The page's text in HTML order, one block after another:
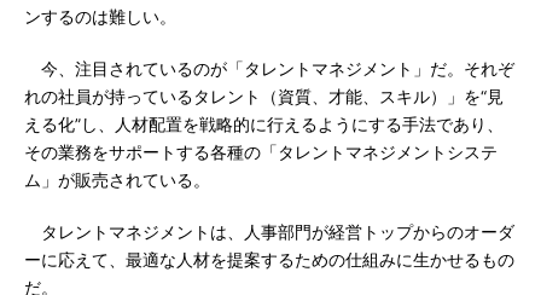
ンするのは難しい。
今、注目されているのが「タレントマネジメント」だ。それぞ
れの社員が持っているタレント（資質、才能、スキル）」を“見
える化”し、人材配置を戦略的に行えるようにする手法であり、
その業務をサポートする各種の「タレントマネジメントシステ
ム」が販売されている。
タレントマネジメントは、人事部門が経営トップからのオーダ
ーに応えて、最適な人材を提案するための仕組みに生かせるもの
だ。